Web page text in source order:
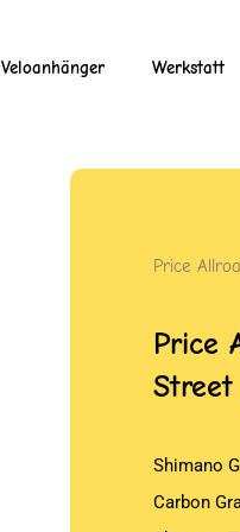
Veloanhänger Werkstatt
Price
Price
Shimano
Carbon